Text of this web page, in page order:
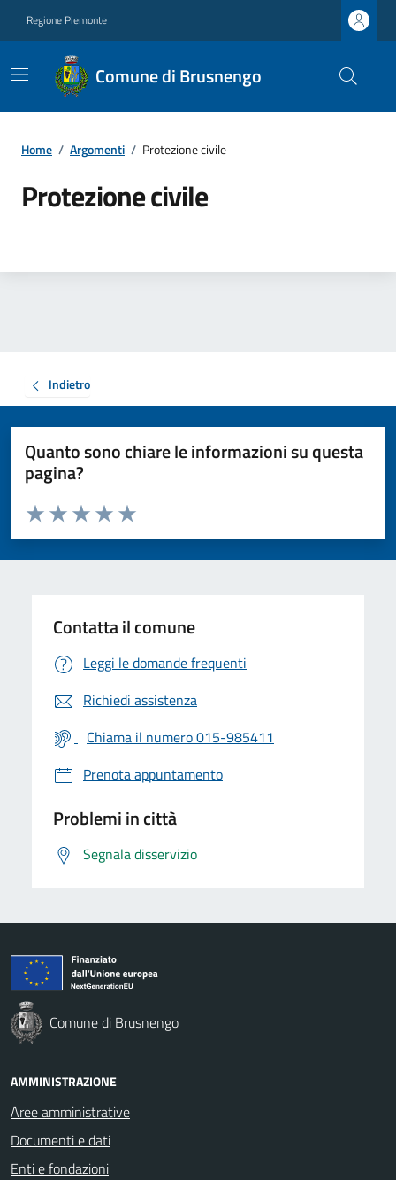
Regione Piemonte
Comune di Brusnengo
Home / Argomenti / Protezione civile
Protezione civile
Indietro
Quanto sono chiare le informazioni su questa
pagina?
Valuta da 1 a 5 stelle la pagina
Valuta 5 stelle su 5
Valuta 4 stelle su 5
Valuta 3 stelle su 5
Valuta 2 stelle su 5
Valuta 1 stelle su 5
Contatta il comune
Leggi le domande frequenti
Richiedi assistenza
Chiama il numero 015-985411
Prenota appuntamento
Problemi in città
Segnala disservizio
Comune di Brusnengo
AMMINISTRAZIONE
Aree amministrative
Documenti e dati
Enti e fondazioni